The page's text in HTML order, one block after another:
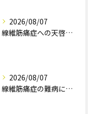
2026/08/07
線維筋痛症への天啓気療の施術で完全治癒クンダリニーチャクラ覚醒で目指す
2026/08/07
線維筋痛症の難病には天啓気療とクンダリニーやチャクラ覚醒で寛解を目指す